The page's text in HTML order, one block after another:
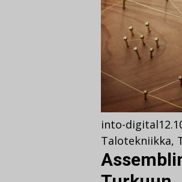
into-digital
Talotekniikka,